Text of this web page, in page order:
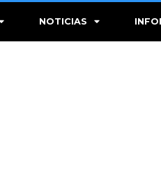
NOTICIAS